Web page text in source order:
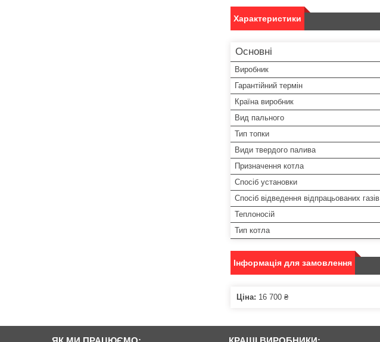
Характеристики
Основні
Виробник
Гарантійний термін
Країна виробник
Вид пального
Тип топки
Види твердого палива
Призначення котла
Спосіб установки
Спосіб відведення відпрацьованих газів
Теплоносій
Тип котла
Інформація для замовлення
Ціна: 16 700 ₴